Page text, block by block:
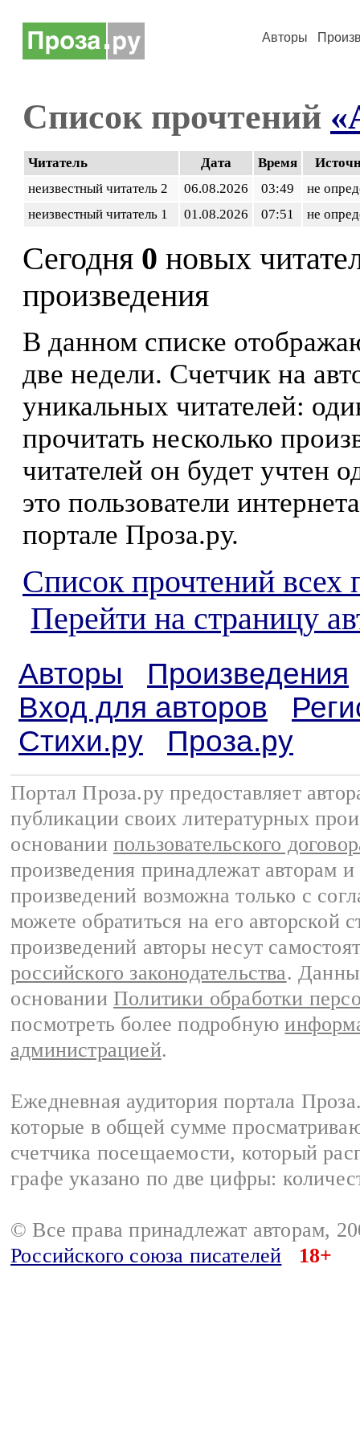
Авторы
Список прочтений
Читатель Дата Время
неизвестный читатель 2
06.08.2026 03:49
не
неизвестный читатель 1
01.08.2026 07:51 не
Сегодня 0 новых
произведения
В данном списке
две недели. Счетчик на
уникальных читателей:
прочитать несколько
читателей он будет учтен
это пользователи
портале Проза.ру.
Список прочтений всех
Перейти на страницу
Авторы
Произведения
Вход для авторов
Стихи.ру
Проза.ру
Портал Проза.ру предоставляет
публикации своих литературных
основании пользовательского
произведения принадлежат авторам
произведений возможна только с
можете обратиться на его авторской
произведений авторы несут
российского законодательства.
основании Политики обработки
посмотреть более подробную
администрацией.
Ежедневная аудитория портала
которые в общей сумме
счетчика посещаемости, который
графе указано по две цифры:
© Все права принадлежат авторам,
Российского союза писателей
18+